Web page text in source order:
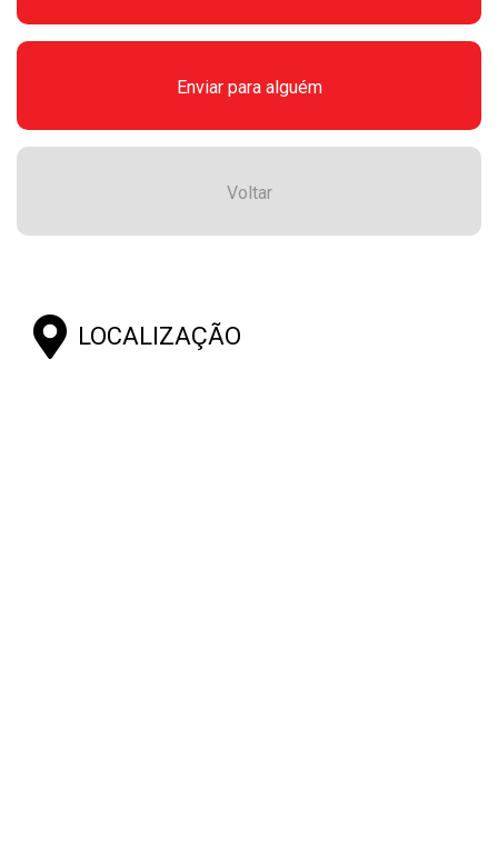
Enviar para alguém
Voltar
LOCALIZAÇÃO